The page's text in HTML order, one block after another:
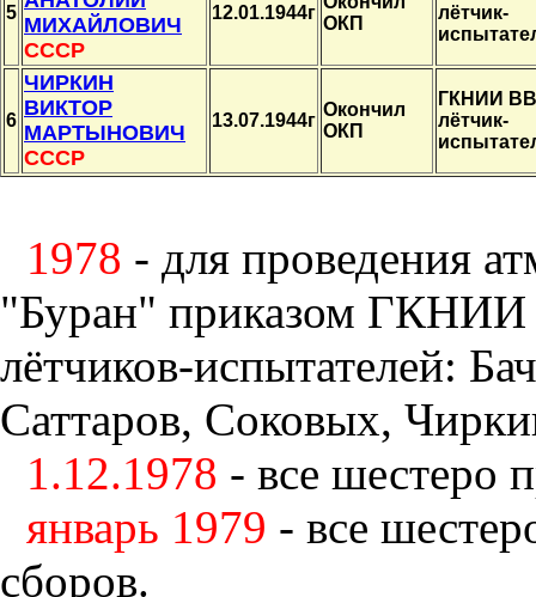
5
МИХАЙЛОВИЧ
СССР
12.01.1944г
ОКП
лётчик-
6
ЧИРКИН
ВИКТОР
МАРТЫНОВИЧ
СССР
13.07.1944г
Окончил
ОКП
ГКНИИ
лётчик-
1978 - для проведения
"Буран" приказом ГКНИИ
лётчиков-испытателей:
Саттаров, Соковых,
1.12.1978 - все шестеро
январь 1979 - все
сборов.